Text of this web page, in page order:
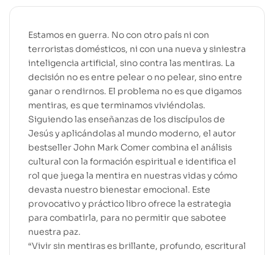
Estamos en guerra. No con otro país ni con
terroristas domésticos, ni con una nueva y siniestra
inteligencia artificial, sino contra las mentiras. La
decisión no es entre pelear o no pelear, sino entre
ganar o rendirnos. El problema no es que digamos
mentiras, es que terminamos viviéndolas.
Siguiendo las enseñanzas de los discípulos de
Jesús y aplicándolas al mundo moderno, el autor
bestseller John Mark Comer combina el análisis
cultural con la formación espiritual e identifica el
rol que juega la mentira en nuestras vidas y cómo
devasta nuestro bienestar emocional. Este
provocativo y práctico libro ofrece la estrategia
para combatirla, para no permitir que sabotee
nuestra paz.
“Vivir sin mentiras es brillante, profundo, escritural